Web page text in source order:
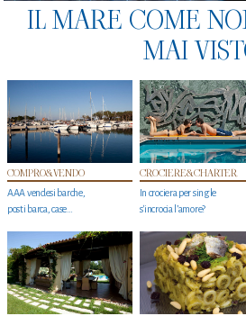
IL MARE COME
MAI
COMPRO&VENDO
AAA vendesi barche,
posti barca, case…
CROCIERE&CHARTER
In crociera per single
s'incrocia l’amore?